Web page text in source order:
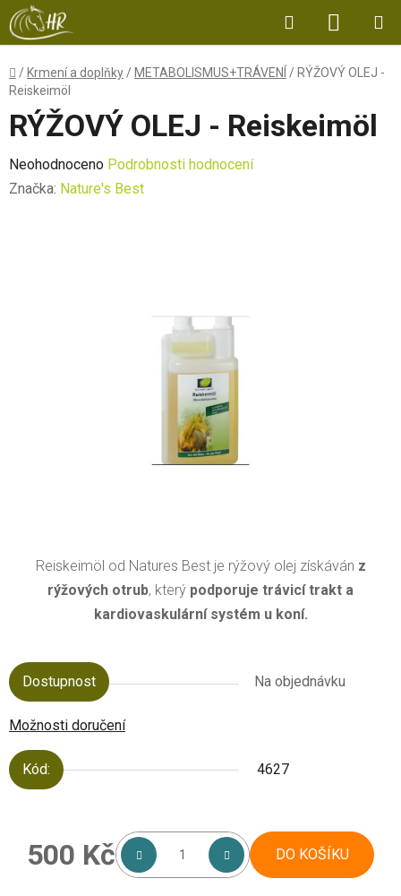
Přejít
na
obsah
Hledat
KOŠÍK
Domů
/ Krmení a doplňky / METABOLISMUS+TRÁVENÍ / RÝŽOVÝ OLEJ -
Reiskeimöl
Reiskeimöl od Natures Best je rýžový olej získáván z
rýžových otrub, který podporuje trávicí trakt a
kardiovaskulární systém u koní.
Dostupnost Na objednávku
Možnosti doručení
Kód: 4627
500 Kč DO KOŠÍKU
RÝŽOVÝ OLEJ - Reiskeimöl
Průměrné
hodnocení
Neohodnoceno Podrobnosti hodnocení
Značka: Nature's Best